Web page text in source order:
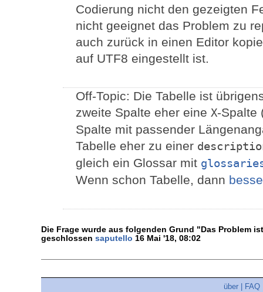
Codierung nicht den gezeigten
nicht geeignet das Problem zu
auch zurück in einen Editor
auf UTF8 eingestellt ist.
Off-Topic: Die Tabelle ist
zweite Spalte eher eine X-Spalte
Spalte mit passender
Tabelle eher zu einer
gleich ein Glossar mit
Wenn schon Tabelle, dann
Die Frage wurde aus folgenden Grund "Das Problem
geschlossen saputello 16 Mai '18, 08:02
über FAQ